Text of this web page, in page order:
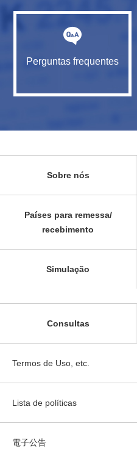
Perguntas frequentes
Sobre nós
Países para remessa/
recebimento
Simulação
Consultas
Termos de Uso, etc.
Lista de políticas
電子公告